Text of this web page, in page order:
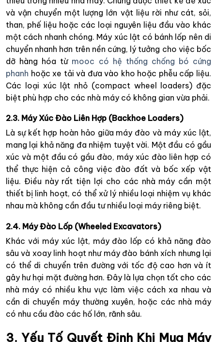
và vận chuyển một lượng lớn vật liệu rời như cát, sỏi,
than, phế liệu hoặc các loại nguyên liệu đầu vào khác
một cách nhanh chóng. Máy xúc lật có bánh lốp nên di
chuyển nhanh hơn trên nền cứng, lý tưởng cho việc bốc
dỡ hàng hóa từ mooc có hệ thống chống bó cứng
phanh hoặc xe tải và đưa vào kho hoặc phễu cấp liệu.
Các loại xúc lật nhỏ (compact wheel loaders) đặc
biệt phù hợp cho các nhà máy có không gian vừa phải.
2.3. Máy Xúc Đào Liên Hợp (Backhoe Loaders)
Là sự kết hợp hoàn hảo giữa máy đào và máy xúc lật,
mang lại khả năng đa nhiệm tuyệt vời. Một đầu có gầu
xúc và một đầu có gầu đào, máy xúc đào liên hợp có
thể thực hiện cả công việc đào đất và bốc xếp vật
liệu. Điều này rất tiện lợi cho các nhà máy cần một
thiết bị linh hoạt, có thể xử lý nhiều loại nhiệm vụ khác
nhau mà không cần đầu tư nhiều loại máy riêng biệt.
2.4. Máy Đào Lốp (Wheeled Excavators)
Khác với máy xúc lật, máy đào lốp có khả năng đào
sâu và xoay linh hoạt như máy đào bánh xích nhưng lại
có thể di chuyển trên đường với tốc độ cao hơn và ít
gây hư hại mặt đường hơn. Đây là lựa chọn tốt cho các
nhà máy có nhiều khu vực làm việc cách xa nhau và
cần di chuyển máy thường xuyên, hoặc các nhà máy
có nhu cầu đào các hố lớn, rãnh sâu.
3. Yếu Tố Quyết Định Khi Mua Máy